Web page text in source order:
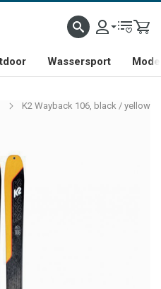
Wassersport
K2 Wayback 106, black / yellow